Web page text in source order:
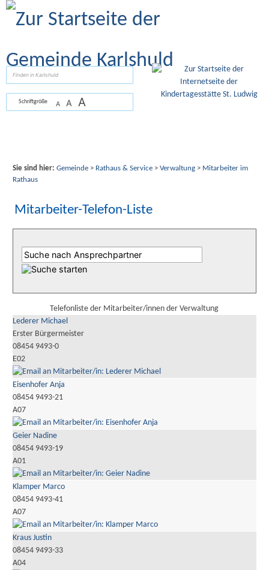
Zum Inhalt
Schriftgröße A A A
Sie sind hier: Gemeinde> Rathaus & Service> Verwaltung> Mitarbeiter im
Rathaus
Mitarbeiter-Telefon-Liste
Telefonliste der Mitarbeiter/innen der Verwaltung
Lederer Michael
Erster Bürgermeister
08454 9493-0
E02
Eisenhofer Anja
08454 9493-21
A07
Geier Nadine
08454 9493-19
A01
Klamper Marco
08454 9493-41
A07
Kraus Justin
08454 9493-33
A04